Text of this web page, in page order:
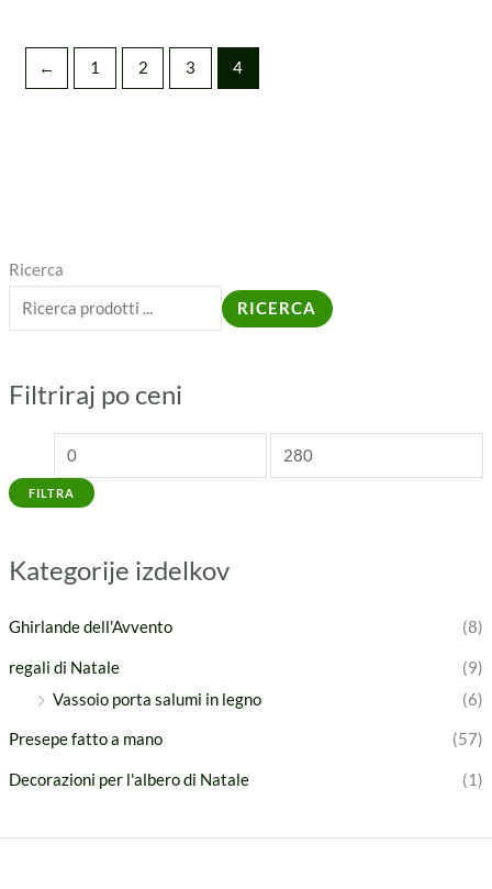
Ricerca
RICERCA
Filtriraj po ceni
P
r
e
o
i
r
o
FILTRA
Kategorije izdelkov
Ghirlande dell'Avvento (8)
regali di Natale
(9)
Vassoio porta salumi in legno
(6)
Presepe fatto a mano (57)
Decorazioni per l'albero di Natale (1)
← 1 2 3 4